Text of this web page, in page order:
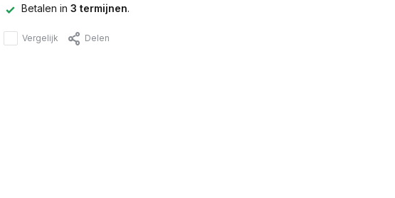
Betalen in 3 termijnen.
Vergelijk Delen